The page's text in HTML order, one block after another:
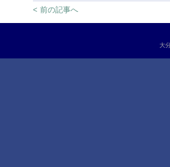
< 前の記事へ
大